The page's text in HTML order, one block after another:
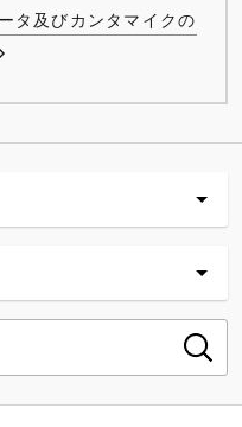
タ及びカンタマイクの